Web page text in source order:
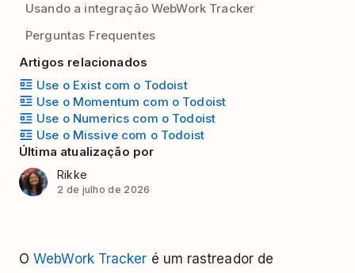
Usando a integração WebWork Tracker
Perguntas Frequentes
Artigos relacionados
Use o Exist com o Todoist
Use o Momentum com o Todoist
Use o Numerics com o Todoist
Use o Missive com o Todoist
Última atualização por
Rikke
2 de julho de 2026
OWebWork Tracker é um rastreador de